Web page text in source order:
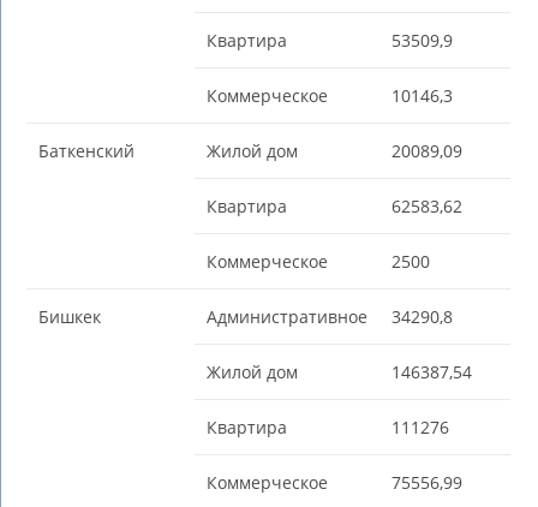
Квартира 53509,9
Коммерческое 10146,3
Баткенский Жилой дом 20089,09
Квартира 62583,62
Коммерческое 2500
Бишкек Административное 34290,8
Жилой дом 146387,54
Квартира 111276
Коммерческое 75556,99